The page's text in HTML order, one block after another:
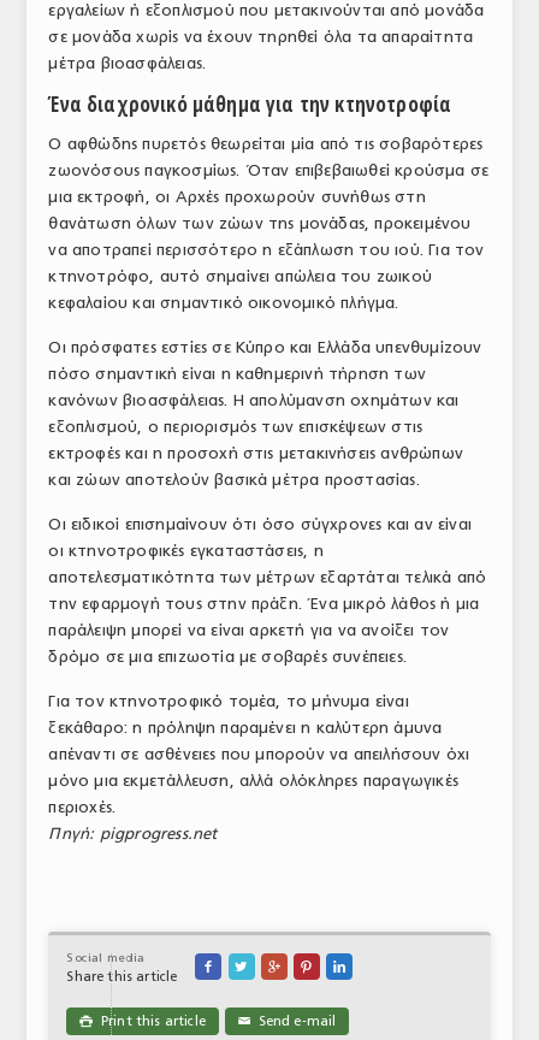
Profile
εργαλείων ή εξοπλισμού που μετακινούνται από μονάδα
σε μονάδα χωρίς να έχουν τηρηθεί όλα τα απαραίτητα
μέτρα βιοασφάλειας.
Ένα διαχρονικό μάθημα για την κτηνοτροφία
Ο αφθώδης πυρετός θεωρείται μία από τις σοβαρότερες
ζωονόσους παγκοσμίως. Όταν επιβεβαιωθεί κρούσμα σε
μια εκτροφή, οι Αρχές προχωρούν συνήθως στη
θανάτωση όλων των ζώων της μονάδας, προκειμένου
να αποτραπεί περισσότερο η εξάπλωση του ιού. Για τον
κτηνοτρόφο, αυτό σημαίνει απώλεια του ζωικού
κεφαλαίου και σημαντικό οικονομικό πλήγμα.
Οι πρόσφατες εστίες σε Κύπρο και Ελλάδα υπενθυμίζουν
πόσο σημαντική είναι η καθημερινή τήρηση των
κανόνων βιοασφάλειας. Η απολύμανση οχημάτων και
εξοπλισμού, ο περιορισμός των επισκέψεων στις
εκτροφές και η προσοχή στις μετακινήσεις ανθρώπων
και ζώων αποτελούν βασικά μέτρα προστασίας.
Οι ειδικοί επισημαίνουν ότι όσο σύγχρονες και αν είναι
οι κτηνοτροφικές εγκαταστάσεις, η
αποτελεσματικότητα των μέτρων εξαρτάται τελικά από
την εφαρμογή τους στην πράξη. Ένα μικρό λάθος ή μια
παράλειψη μπορεί να είναι αρκετή για να ανοίξει τον
δρόμο σε μια επιζωοτία με σοβαρές συνέπειες.
Για τον κτηνοτροφικό τομέα, το μήνυμα είναι
ξεκάθαρο: η πρόληψη παραμένει η καλύτερη άμυνα
απέναντι σε ασθένειες που μπορούν να απειλήσουν όχι
μόνο μια εκμετάλλευση, αλλά ολόκληρες παραγωγικές
περιοχές.
Πηγή: pigprogress.net
Social media
Share this article
    
 Print this article ✉ Send e-mail